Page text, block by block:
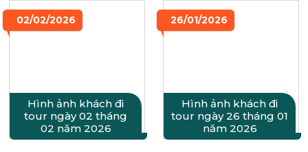
02/02/2026
Hình ảnh khách đi
tour ngày 02 tháng
02 năm 2026
26/01/2026
Hình ảnh khách đi
tour ngày 26 tháng 01
năm 2026